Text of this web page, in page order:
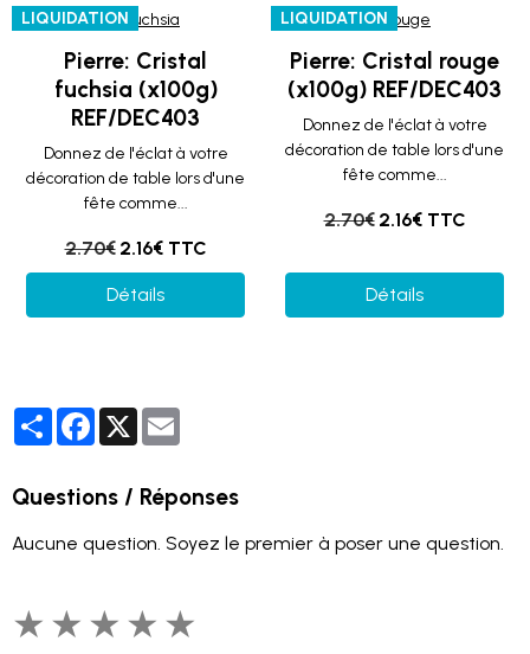
LIQUIDATION
Pierre: Cristal
fuchsia (x100g)
REF/DEC403
Donnez de l'éclat à votre
décoration de table lors d'une
fête comme...
2.70€ 2.16€ TTC
Détails
LIQUIDATION
Pierre: Cristal rouge
(x100g) REF/DEC403
Donnez de l'éclat à votre
décoration de table lors d'une
fête comme...
2.70€ 2.16€ TTC
Détails
PartagerFacebook
X
Questions / Réponses
Aucune question. Soyez le premier à poser une question.
★ ★ ★ ★ ★